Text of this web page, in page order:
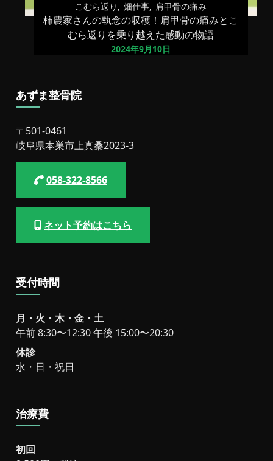
こむら返り 畑仕事 肩甲骨の痛み
柿農家さんの執念の収穫！肩甲骨の痛みとこ
むら返りを乗り越えた感動の物語
2024年9月10日
あずま整骨院
〒501-0461
岐阜県本巣市上真桑2023-3
058-322-8566
ネット予約はこちら
受付時間
月・火・木・金・土
午前 8:30〜12:30 午後 15:00〜20:30
休診
水・日・祝日
治療費
初回